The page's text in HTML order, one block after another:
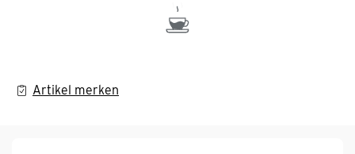
Artikel merken